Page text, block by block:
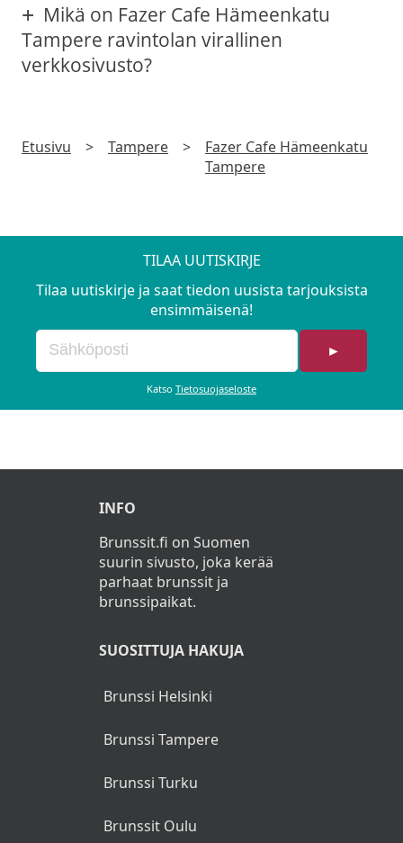
Mikä on Fazer Cafe Hämeenkatu
Tampere ravintolan virallinen
verkkosivusto?
Etusivu > Tampere >
Fazer Cafe Hämeenkatu
Tampere
TILAA UUTISKIRJE
Tilaa uutiskirje ja saat tiedon uusista tarjouksista
ensimmäisenä!
►
Katso Tietosuojaseloste
INFO
Brunssit.fi on Suomen
suurin sivusto, joka kerää
parhaat brunssit ja
brunssipaikat.
SUOSITTUJA HAKUJA
Brunssi Helsinki
Brunssi Tampere
Brunssi Turku
Brunssit Oulu